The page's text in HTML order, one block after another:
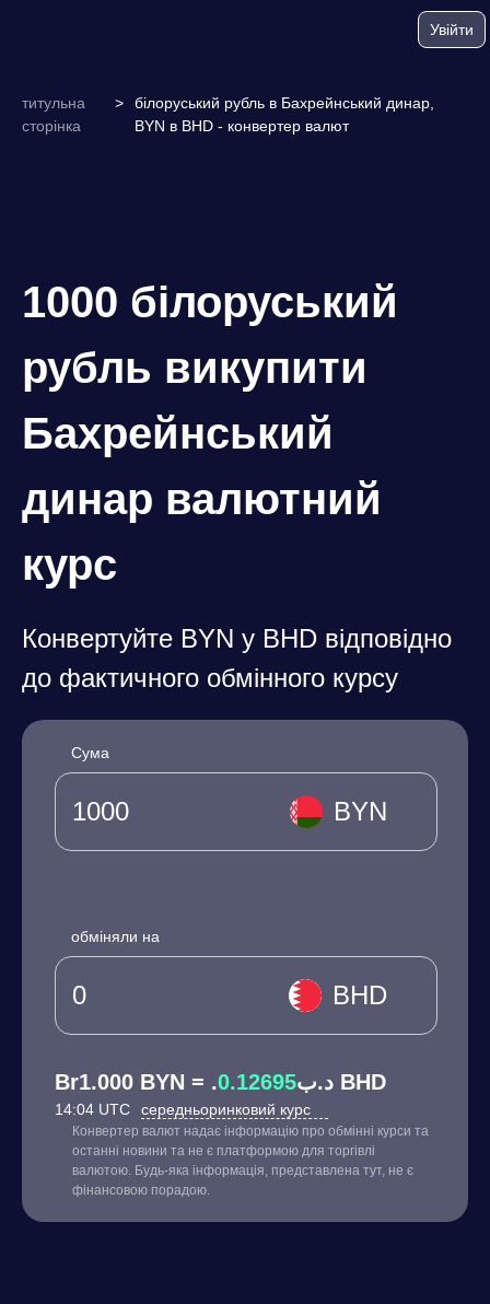
Увійти
титульна
сторінка
>
білоруський рубль в Бахрейнський динар,
BYN в BHD - конвертер валют
1000 білоруський
рубль викупити
Бахрейнський
динар валютний
курс
Конвертуйте BYN у BHD відповідно
до фактичного обмінного курсу
Сума
BYN
обміняли на
BHD
Br1.000 BYN = .د.ب0.12695 BHD
14:04 UTC середньоринковий курс
Конвертер валют надає інформацію про обмінні курси та
останні новини та не є платформою для торгівлі
валютою. Будь-яка інформація, представлена тут, не є
фінансовою порадою.